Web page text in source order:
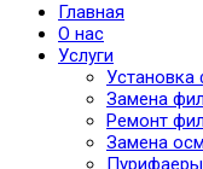
Главная
О нас
Услуги
Установка
Замена
Ремонт
Замена
Пурифаеры